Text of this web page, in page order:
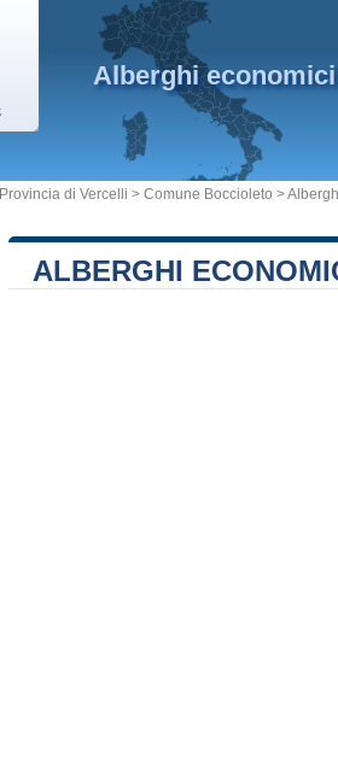
Alberghi
Provincia di Vercelli > Comune Boccioleto >
ALBERGHI